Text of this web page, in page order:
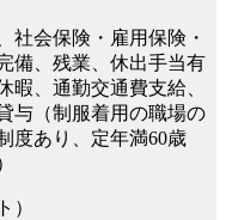
会保険・雇用保険・
備、残業、休出手当有
暇、通勤交通費支給、
与（制服着用の職場の
度あり、定年満60歳
）